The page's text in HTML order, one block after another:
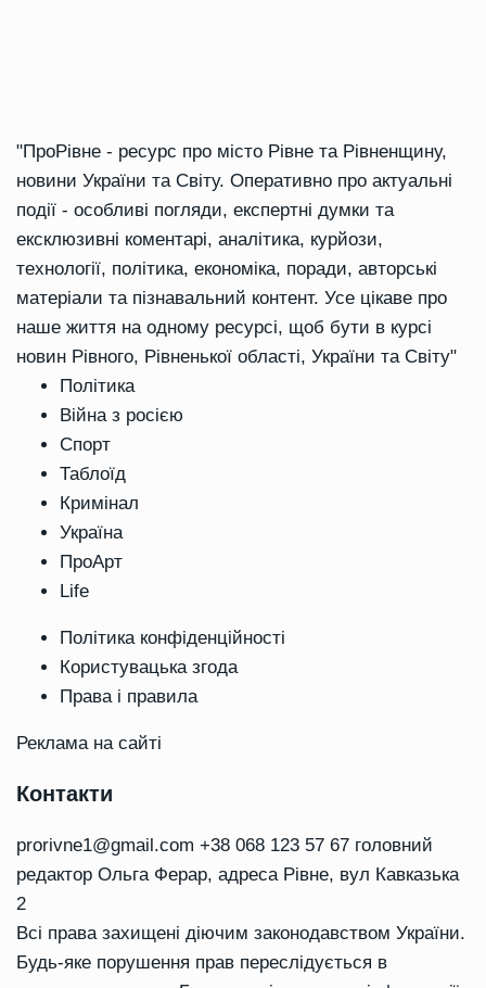
"ПроРівне - ресурс про місто Рівне та Рівненщину,
новини України та Світу. Оперативно про актуальні
події - особливі погляди, експертні думки та
ексклюзивні коментарі, аналітика, курйози,
технології, політика, економіка, поради, авторські
матеріали та пізнавальний контент. Усе цікаве про
наше життя на одному ресурсі, щоб бути в курсі
новин Рівного, Рівненької області, України та Світу"
Політика
Війна з росією
Спорт
Таблоїд
Кримінал
Україна
ПроАрт
Life
Політика конфіденційності
Користувацька згода
Права і правила
Реклама на сайті
Контакти
prorivne1@gmail.com +38 068 123 57 67 головний
редактор Ольга Ферар, адреса Рівне, вул Кавказька
2
Всі права захищені діючим законодавством України.
Будь-яке порушення прав переслідується в